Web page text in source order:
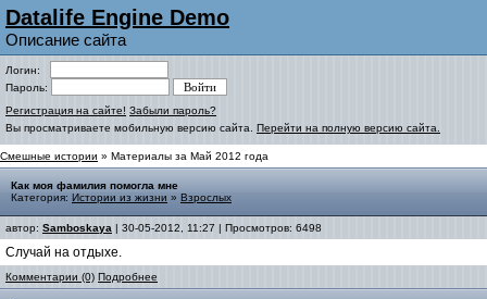
Datalife Engine Demo
Описание сайта
Логин:
Пароль:
Регистрация на сайте! Забыли пароль?
Вы просматриваете мобильную версию сайта. Перейти на полную версию сайта.
Смешные истории » Материалы за Май 2012 года
Как моя фамилия помогла мне
Категория: Истории из жизни » Взрослых
автор: Samboskaya | 30-05-2012, 11:27 | Просмотров: 6498
Случай на отдыхе.
Комментарии (0) Подробнее